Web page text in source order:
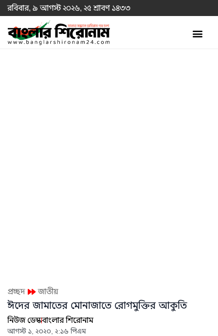
রবিবার, ৯ আগস্ট ২০২৬, ২৫ শ্রাবণ ১৪৩৩
প্রচ্ছদ জাতীয়
ঈদের জামাতের মোনাজাতে রোগমুক্তির আকুতি
নিউজ ডেস্কবাংলার শিরোনাম
আগস্ট ১, ২০২০, ২:১৬ পিএম